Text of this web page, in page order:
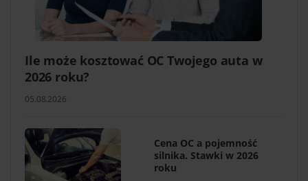
Ile może kosztować OC Twojego auta w
2026 roku?
05.08.2026
Cena OC a pojemność
silnika. Stawki w 2026
roku